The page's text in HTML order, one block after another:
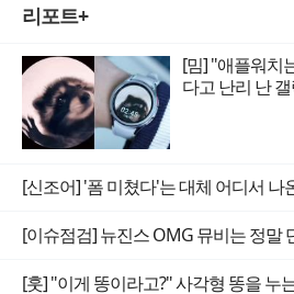
리포트+
[밈] "애플워치
다고 난리 난
[신조어] '폼 미쳤다'는 대체 어디서 나